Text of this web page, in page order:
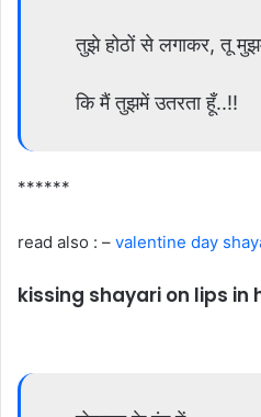
तुझे होठों से लगाकर, तू
कि मैं तुझमें उतरता हूँ..!!
******
read also : – valentine day
kissing shayari on lips in